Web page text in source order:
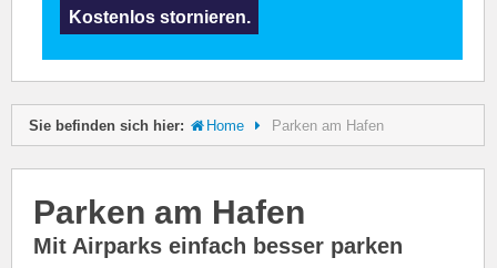
Kostenlos stornieren.
Sie befinden sich hier: Home Parken am Hafen
Parken am Hafen
Mit Airparks einfach besser parken